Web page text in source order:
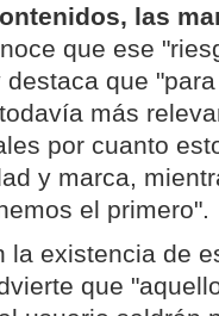
las
que ese
que
más
por cuanto
y marca,
el primero".
la existencia de
que